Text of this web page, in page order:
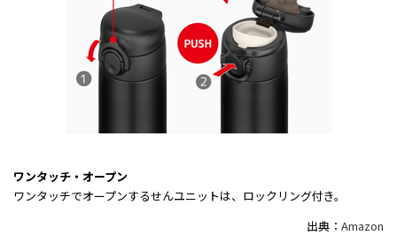
ワンタッチ・オープン
ワンタッチでオープンするせんユニットは、ロックリング付き。
出典： Amazon